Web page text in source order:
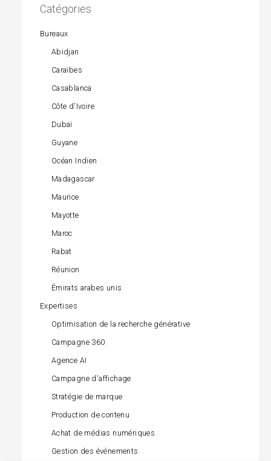
Catégories
Bureaux
Abidjan
Caraïbes
Casablanca
Côte d'Ivoire
Dubaï
Guyane
Océan Indien
Madagascar
Maurice
Mayotte
Maroc
Rabat
Réunion
Émirats arabes unis
Expertises
Optimisation de la recherche générative
Campagne 360
Agence AI
Campagne d'affichage
Stratégie de marque
Production de contenu
Achat de médias numériques
Gestion des événements